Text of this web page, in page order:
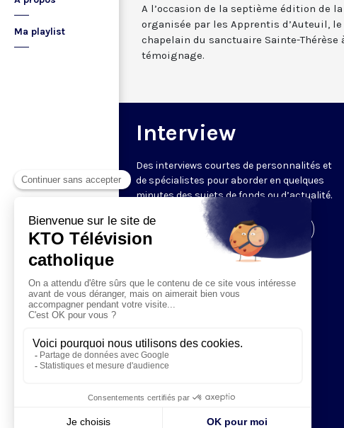
Ma playlist
A l’occasion de la septième édition de
organisée par les Apprentis d’Auteuil, le
chapelain du sanctuaire Sainte-Thérèse
témoignage.
Interview
Des interviews courtes de personnalités et
de spécialistes pour aborder en quelques
minutes des sujets de fonds ou d’actualité.
Visiter la page de l'émission